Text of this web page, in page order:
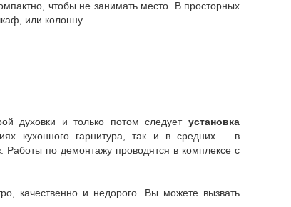
или колонну.
духовки и только потом следует установка
кухонного гарнитура, так и в средних – в
Работы по демонтажу проводятся в комплексе с
качественно и недорого. Вы можете вызвать